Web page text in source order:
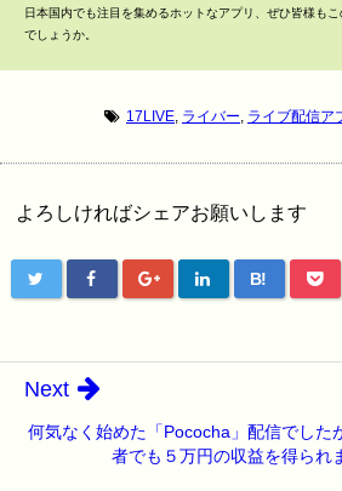
日本国内でも注目を集めるホットなアプリ、ぜひ皆様も
でしょうか。
17LIVE, ライバー, ライブ配信ア
よろしければシェアお願いします
B!
何気なく始めた「Pococha」配信でした
者でも５万円の収益を得られ
Next